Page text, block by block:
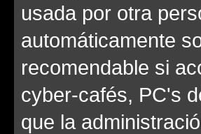
usada por otra
automáticamente
recomendable si
cyber-cafés, PC's
que la